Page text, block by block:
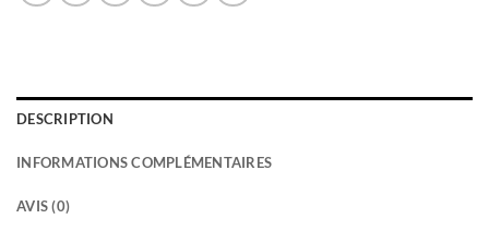
DESCRIPTION
INFORMATIONS COMPLÉMENTAIRES
AVIS (0)